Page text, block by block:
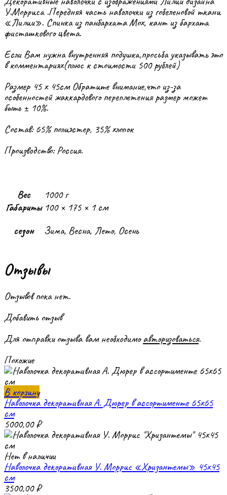
У.Морриса .Передняя часть наволочки из гобеленовой ткани
«Лилии». Спинка из панбархата Мох, кант из бархата
фисташкового цвета.
Если Вам нужна внутренняя подушка,просьба указывать это
в комментариях(плюс к стоимости 500 рублей)
Размер 45 х 45см Обратите внимание,что из-за
особенностей жаккардового переплетения размер может
быть ± 10%.
Состав: 65% полиэстер, 35% хлопок
Производство: Россия.
Вес
1000 г
Габариты 100 × 175 × 1 см
сезон
Зима, Весна, Лето, Осень
Отзывы
Отзывов пока нет.
Добавить отзыв
Для отправки отзыва вам необходимоавторизоваться.
Похожие
В корзину
Наволочка декоративная А. Дюрер в ассортименте 65х65
см
5000,00₽
Нет в наличии
Наволочка декоративная У. Моррис «Хризантемы» 45х45
см
3500,00₽